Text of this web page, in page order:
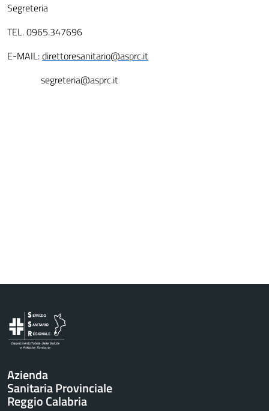
Segreteria
TEL. 0965.347696
E-MAIL:direttoresanitario@asprc.it
segreteria@asprc.it
Azienda
Sanitaria Provinciale
Reggio Calabria